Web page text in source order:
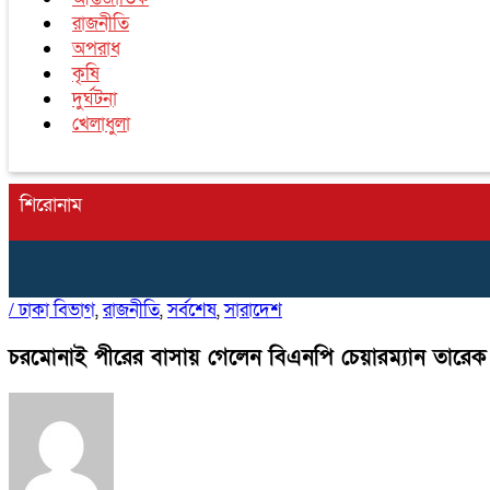
রাজনীতি
অপরাধ
কৃষি
দুর্ঘটনা
খেলাধুলা
শিরোনাম
/ঢাকা বিভাগ,রাজনীতি,সর্বশেষ,সারাদেশ
চরমোনাই পীরের বাসায় গেলেন বিএনপি চেয়ারম্যান